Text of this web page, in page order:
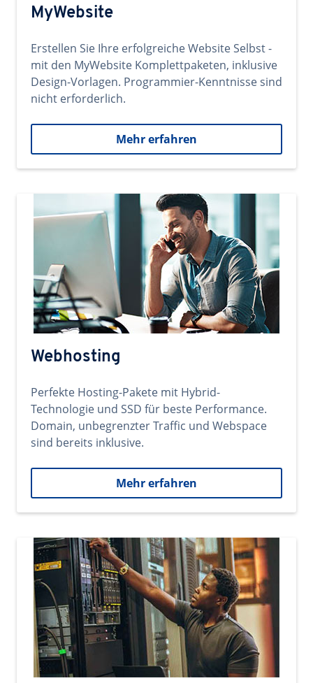
MyWebsite
Erstellen Sie Ihre erfolgreiche Website Selbst -
mit den MyWebsite Komplettpaketen, inklusive
Design-Vorlagen. Programmier-Kenntnisse sind
nicht erforderlich.
Mehr erfahren
Webhosting
Perfekte Hosting-Pakete mit Hybrid-
Technologie und SSD für beste Performance.
Domain, unbegrenzter Traffic und Webspace
sind bereits inklusive.
Mehr erfahren